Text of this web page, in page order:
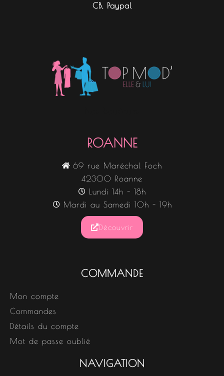
CB, Paypal
ROANNE
69 rue Maréchal Foch
42300 Roanne
Lundi 14h - 18h
Mardi au Samedi 10h - 19h
Découvrir
COMMANDE
Mon compte
Commandes
Détails du compte
Mot de passe oublié
NAVIGATION